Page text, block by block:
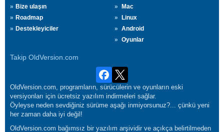
Bize ulaşın
Roadmap
Destekleyiciler
Mac
Linux
Android
Oyunlar
Takip OldVersion.com
OldVersion.com, programların, sürücülerin ve oyunların eski
versiyonları için ücretsiz yazılım indirmeleri sağlar.
Öyleyse neden sevdiğiniz sürüme aşağı inmiyorsunuz?... çünkü yeni
her zaman daha iyi değil!
OldVersion.com bağımsız bir yazılım arşividir ve açıkça belirtilmeden